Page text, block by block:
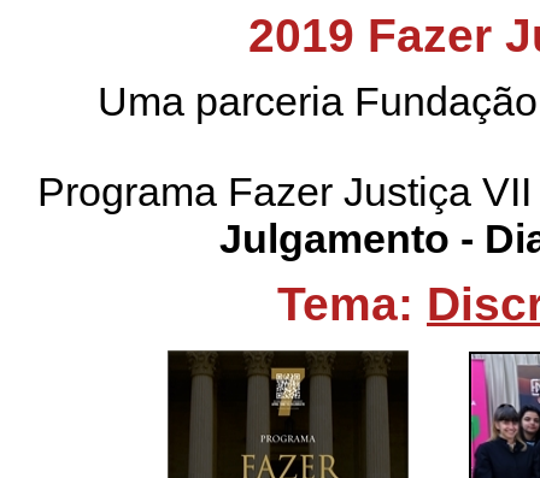
2019 Fazer
Uma parceria
Programa Fazer Justiça
Julgamento -
Tema: